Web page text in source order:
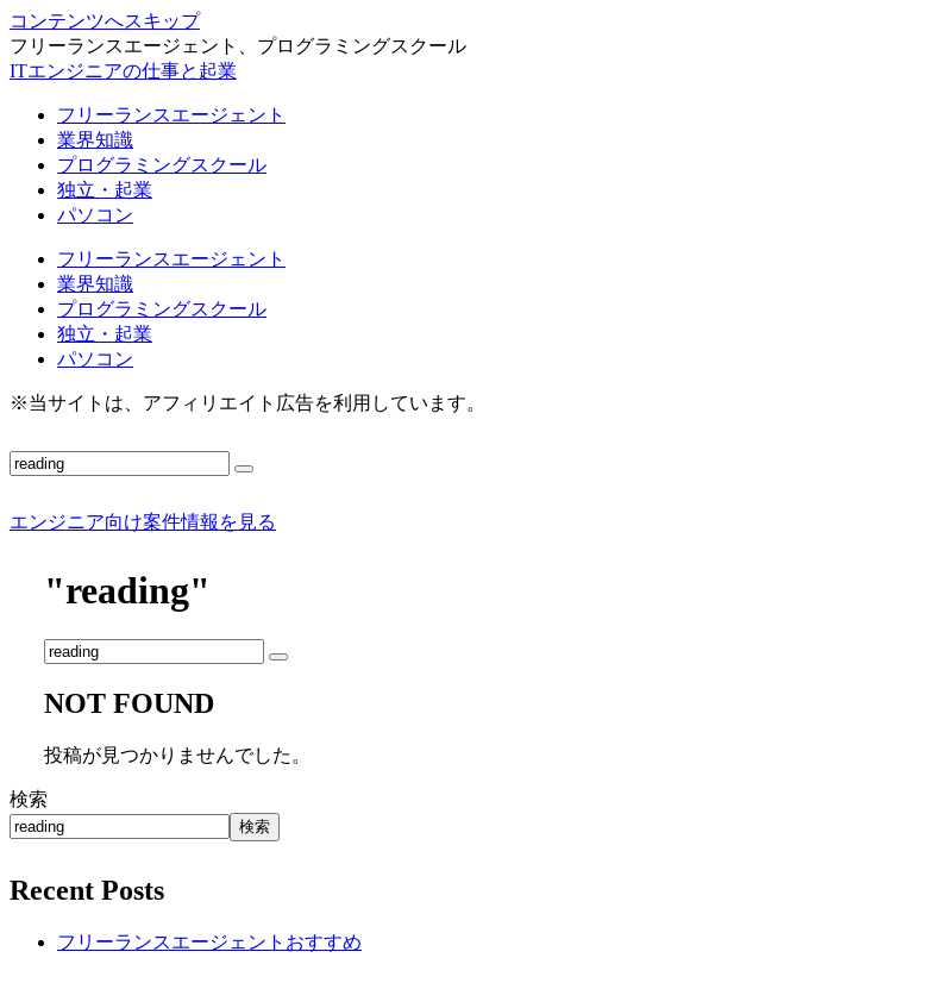
コンテンツへスキップ
フリーランスエージェント、プログラミングスクール
ITエンジニアの仕事と起業
フリーランスエージェント
業界知識
プログラミングスクール
独立・起業
パソコン
フリーランスエージェント
業界知識
プログラミングスクール
独立・起業
パソコン
※当サイトは、アフィリエイト広告を利用しています。
エンジニア向け案件情報を見る
"reading"
NOT FOUND
投稿が見つかりませんでした。
検索
検索
Recent Posts
フリーランスエージェントおすすめ